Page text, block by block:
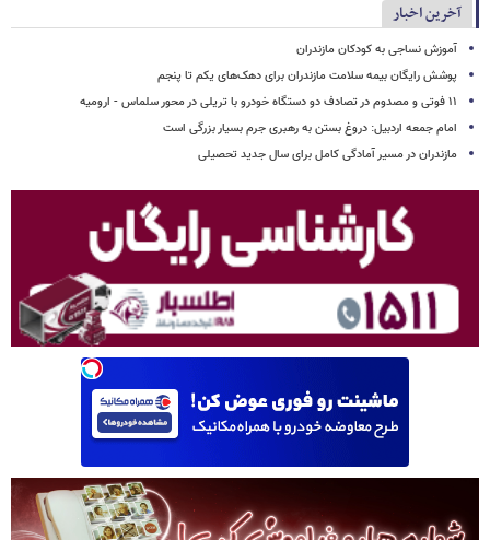
آخرین اخبار
آموزش نساجی به کودکان مازندران
پوشش رایگان بیمه سلامت مازندران برای دهک‌های یکم تا پنجم
۱۱ فوتی و مصدوم در تصادف دو دستگاه خودرو با تریلی در محور سلماس - ارومیه
امام جمعه اردبیل: دروغ بستن به رهبری جرم بسیار بزرگی است
مازندران در مسیر آمادگی کامل برای سال جدید تحصیلی